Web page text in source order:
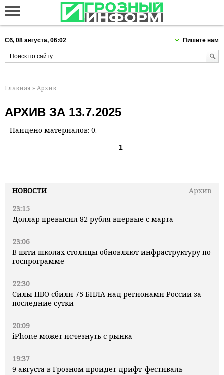
Сб, 08 августа, 06:02 Пишите нам
НОВОСТИ
Архив
23:15
Доллар превысил 82 рубля впервые с марта
23:06
В пяти школах столицы обновляют инфраструктуру по
госпрограмме
22:30
Силы ПВО сбили 75 БПЛА над регионами России за
последние сутки
20:09
iPhone может исчезнуть с рынка
19:37
9 августа в Грозном пройдет дрифт-фестиваль
Главная » Архив
АРХИВ ЗА 13.7.2025
Найдено материалов: 0.
1